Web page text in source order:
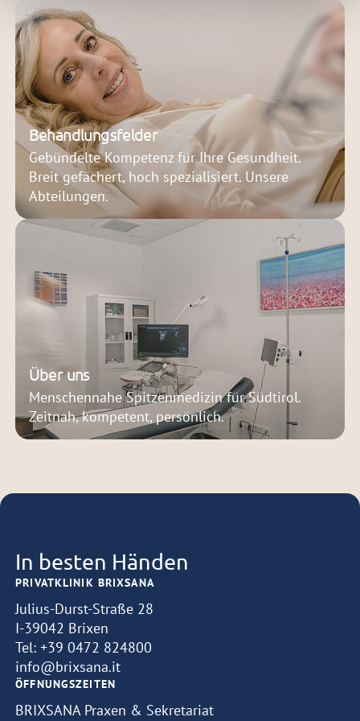
Behandlungsfelder
Gebündelte Kompetenz für Ihre Gesundheit.
Breit gefächert, hoch spezialisiert. Unsere
Abteilungen.
Über uns
Menschennahe Spitzenmedizin für Südtirol.
Zeitnah, kompetent, persönlich.
In besten Händen
PRIVATKLINIK BRIXSANA
Julius-Durst-Straße 28
I-39042 Brixen
Tel:+39 0472 824800
info@brixsana.it
ÖFFNUNGSZEITEN
BRIXSANA Praxen & Sekretariat